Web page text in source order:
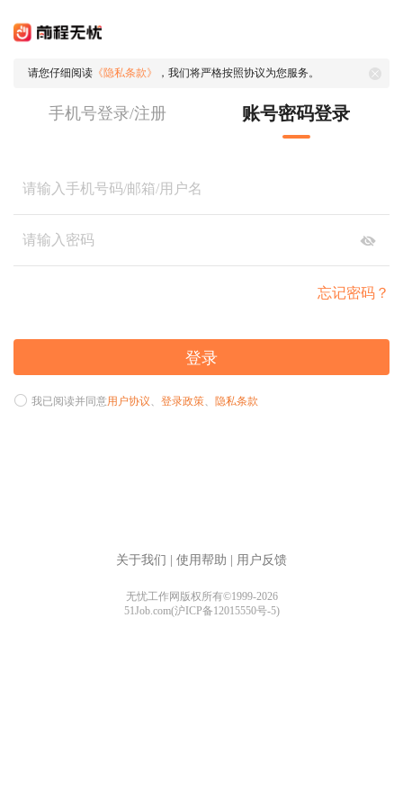
请您仔细阅读 《隐私条款》 ，我们将严格按照协议为您服务。
手机号登录/注册 账号密码登录
忘记密码？
登录
我已阅读并同意用户协议、 登录政策、 隐私条款
关于我们 使用帮助 用户反馈
无忧工作网版权所有©1999-2026
51Job.com(沪ICP备12015550号-5)